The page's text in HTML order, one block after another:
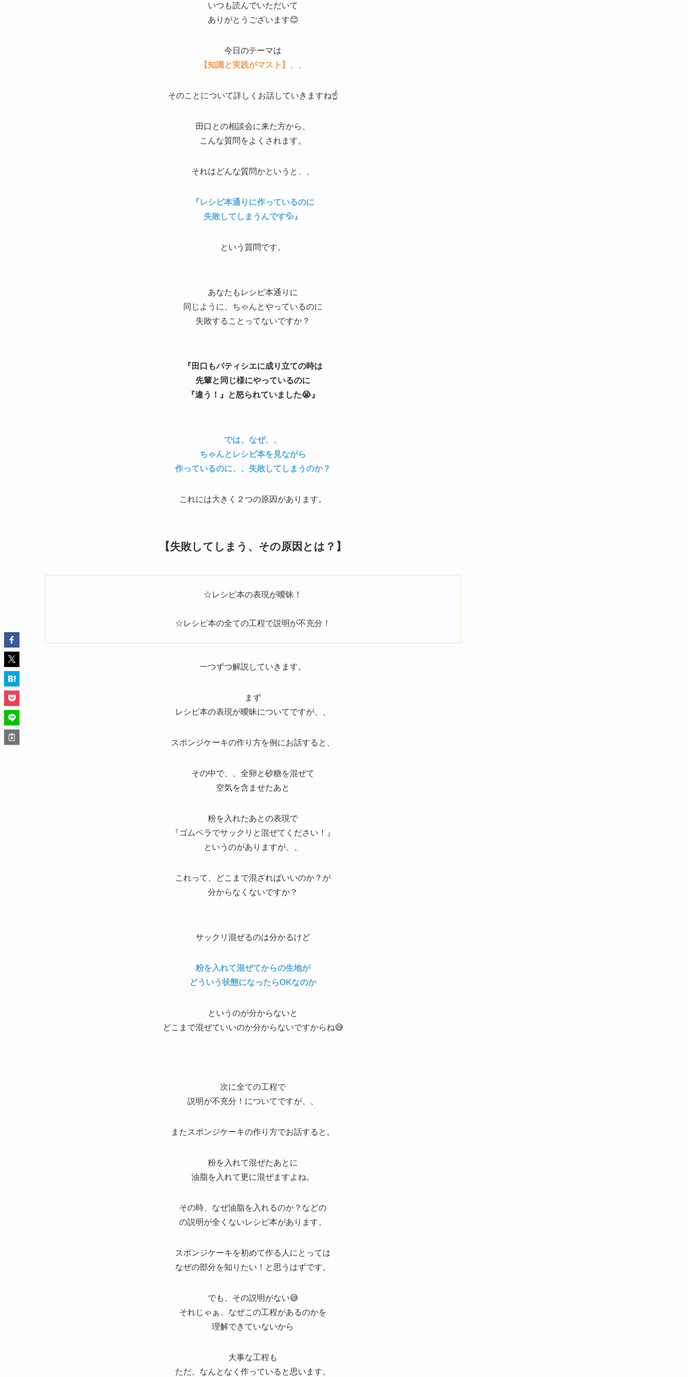
いつも読んでいただいて
ありがとうございます😊
今日のテーマは
【知識と実践がマスト】、、
そのことについて詳しくお話していきますね☝️
田口との相談会に来た方から、
こんな質問をよくされます。
それはどんな質問かというと、、
『レシピ本通りに作っているのに
失敗してしまうんです💦』
という質問です。
あなたもレシピ本通りに
同じように、ちゃんとやっているのに
失敗することってないですか？
『田口もパティシエに成り立ての時は
先輩と同じ様にやっているのに
『違う！』と怒られていました😭』
では、なぜ、、
ちゃんとレシピ本を見ながら
作っているのに、、失敗してしまうのか？
これには大きく２つの原因があります。
【失敗してしまう、その原因とは？】
☆レシピ本の表現が曖昧！
☆レシピ本の全ての工程で説明が不充分！
一つずつ解説していきます。
まず
レシピ本の表現が曖昧についてですが、、
スポンジケーキの作り方を例にお話すると、
その中で、、全卵と砂糖を混ぜて
空気を含ませたあと
粉を入れたあとの表現で
『ゴムベラでサックリと混ぜてください！』
というのがありますが、、
これって、どこまで混ざればいいのか？が
分からなくないですか？
サックリ混ぜるのは分かるけど
粉を入れて混ぜてからの生地が
どういう状態になったらOKなのか
というのが分からないと
どこまで混ぜていいのか分からないですからね😅
次に全ての工程で
説明が不充分！についてですが、、
またスポンジケーキの作り方でお話すると。
粉を入れて混ぜたあとに
油脂を入れて更に混ぜますよね。
その時、なぜ油脂を入れるのか？などの
の説明が全くないレシピ本があります。
スポンジケーキを初めて作る人にとっては
なぜの部分を知りたい！と思うはずです。
でも、その説明がない😅
それじゃぁ、なぜこの工程があるのかを
理解できていないから
大事な工程も
ただ、なんとなく作っていると思います。